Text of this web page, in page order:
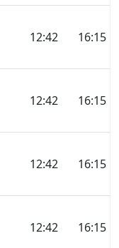
12:42 16:15
12:42 16:15
12:42 16:15
12:42 16:15